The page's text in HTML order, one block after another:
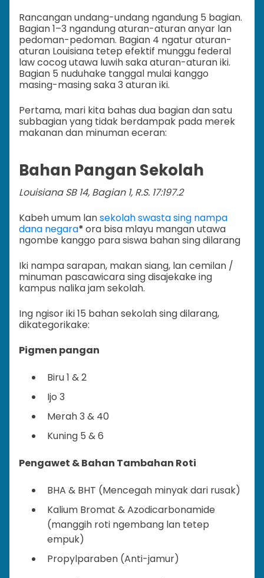
Rancangan undang-undang ngandung 5 bagian.
Bagian 1–3 ngandung aturan-aturan anyar lan
pedoman-pedoman. Bagian 4 ngatur aturan-
aturan Louisiana tetep efektif munggu federal
law cocog utawa luwih saka aturan-aturan iki.
Bagian 5 nuduhake tanggal mulai kanggo
masing-masing saka 3 aturan iki.
Pertama, mari kita bahas dua bagian dan satu
subbagian yang tidak berdampak pada merek
makanan dan minuman eceran:
Bahan Pangan Sekolah
Louisiana SB 14, Bagian 1, R.S. 17:197.2
Kabeh umum lansekolah swasta sing nampa
dana negara*ora bisa mlayu mangan utawa
ngombe kanggo para siswa bahan sing dilarang
Iki nampa sarapan, makan siang, lan cemilan /
minuman pascawicara sing disajekake ing
kampus nalika jam sekolah.
Ing ngisor iki 15 bahan sekolah sing dilarang,
dikategorikake:
Pigmen pangan
Biru 1 & 2
Ijo 3
Merah 3 & 40
Kuning 5 & 6
Pengawet & Bahan Tambahan Roti
BHA & BHT (Mencegah minyak dari rusak)
Kalium Bromat & Azodicarbonamide
(manggih roti ngembang lan tetep
empuk)
Propylparaben (Anti-jamur)